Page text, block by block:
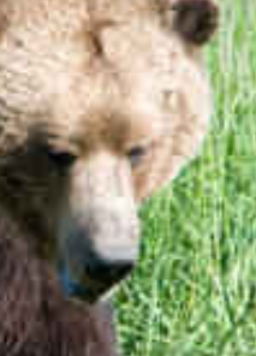
*جهان
بین
آسیای
آمریکا و